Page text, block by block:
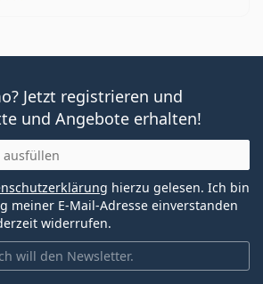
Jetzt registrieren und
und Angebote erhalten!
will den Newsletter.
hierzu gelesen. Ich bin
meiner E-Mail-Adresse einverstanden
widerrufen.